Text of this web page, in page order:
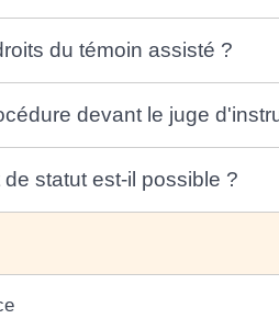
du témoin assisté ?
devant le juge
statut est-il possible ?